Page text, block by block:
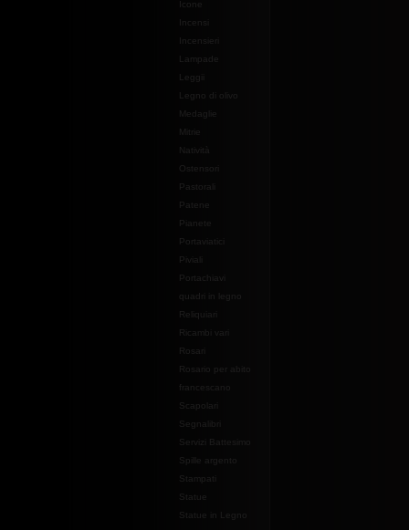
Leggii
Legno di olivo
Medaglie
Mitrie
Natività
Ostensori
Pastorali
Patene
Pianete
Portaviatici
Piviali
Portachiavi
quadri in legno
Reliquiari
Ricambi vari
Rosari
Rosario per abito
francescano
Scapolari
Segnalibri
Servizi Battesimo
Spille argento
Stampati
Statue
Statue in Legno